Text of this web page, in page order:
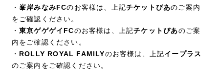
・峯岸みなみFCのお客様は、上記チケットぴあのご案内
をご確認ください。
・東京ゲゲゲイFCのお客様は、上記チケットぴあのご案
内をご確認ください。
・ ROLLY ROYAL FAMILYのお客様は、上記イープラス
のご案内をご確認ください。